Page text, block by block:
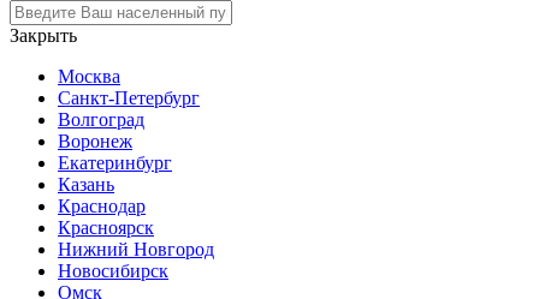
Закрыть
Москва
Санкт-Петербург
Волгоград
Воронеж
Екатеринбург
Казань
Краснодар
Красноярск
Нижний Новгород
Новосибирск
Омск